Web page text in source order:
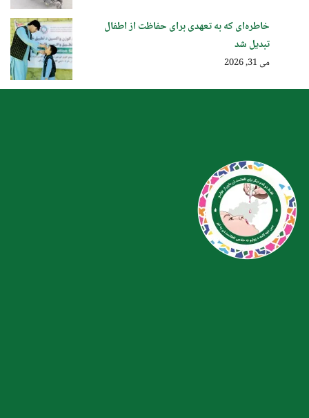
خاطره‌ای که به تعهدی برای حفاظت از اطفال
تبدیل شد
می 31, 2026